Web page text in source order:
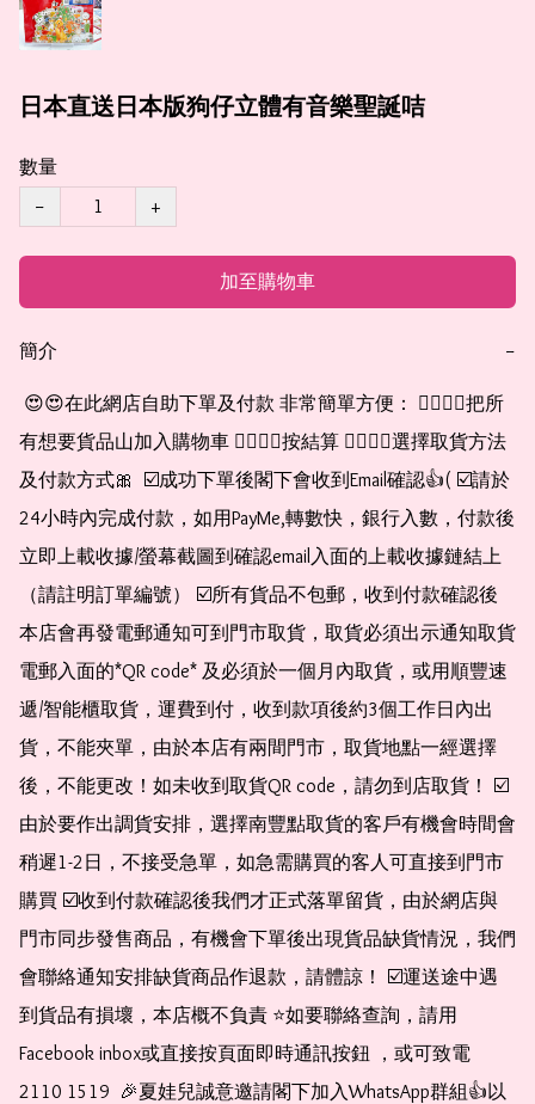
日本直送日本版狗仔立體有音樂聖誕咭
數量
−
+
加至購物車
簡介 −
有想要貨品山加入購物車 👉🏻👉🏻按結算 👉🏻👉🏻選擇取貨方法
及付款方式🎀  ☑️成功下單後閣下會收到Email確認👍( ☑️請於
24小時內完成付款，如用PayMe,轉數快，銀行入數，付款後
立即上載收據/螢幕截圖到確認email入面的上載收據鏈結上
（請註明訂單編號） ☑️所有貨品不包郵，收到付款確認後
本店會再發電郵通知可到門市取貨，取貨必須出示通知取貨
電郵入面的*QR code* 及必須於一個月內取貨，或用順豐速
遞/智能櫃取貨，運費到付，收到款項後約3個工作日內出
貨，不能夾單，由於本店有兩間門市，取貨地點一經選擇
後，不能更改！如未收到取貨QR code，請勿到店取貨！ ☑️
由於要作出調貨安排，選擇南豐點取貨的客戶有機會時間會
稍遲1-2日，不接受急單，如急需購買的客人可直接到門市
購買 ☑️收到付款確認後我們才正式落單留貨，由於網店與
門市同步發售商品，有機會下單後出現貨品缺貨情況，我們
會聯絡通知安排缺貨商品作退款，請體諒！ ☑️運送途中遇
到貨品有損壞，本店概不負責 ⭐️如要聯絡查詢，請用
Facebook inbox或直接按頁面即時通訊按鈕 ，或可致電
2110 1519  🎉夏娃兒誠意邀請閣下加入WhatsApp群組👍以